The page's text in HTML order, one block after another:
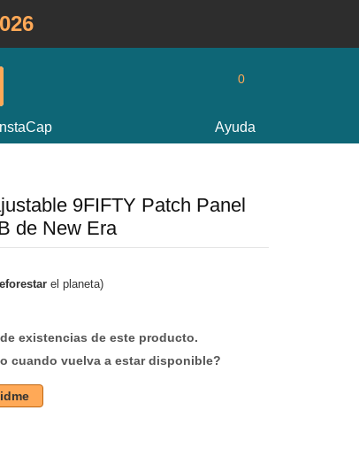
0
InstaCap Ayuda
9FIFTY Patch Panel
de New Era
el planeta)
existencias de este producto.
cuando vuelva a estar disponible?